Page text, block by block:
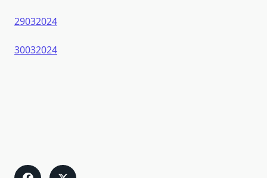
29032024
30032024